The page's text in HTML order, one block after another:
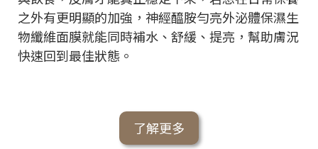
之外有更明顯的加強，神經醯胺勻亮外泌體保濕生
物纖維面膜就能同時補水、舒緩、提亮，幫助膚況
快速回到最佳狀態。
了解更多